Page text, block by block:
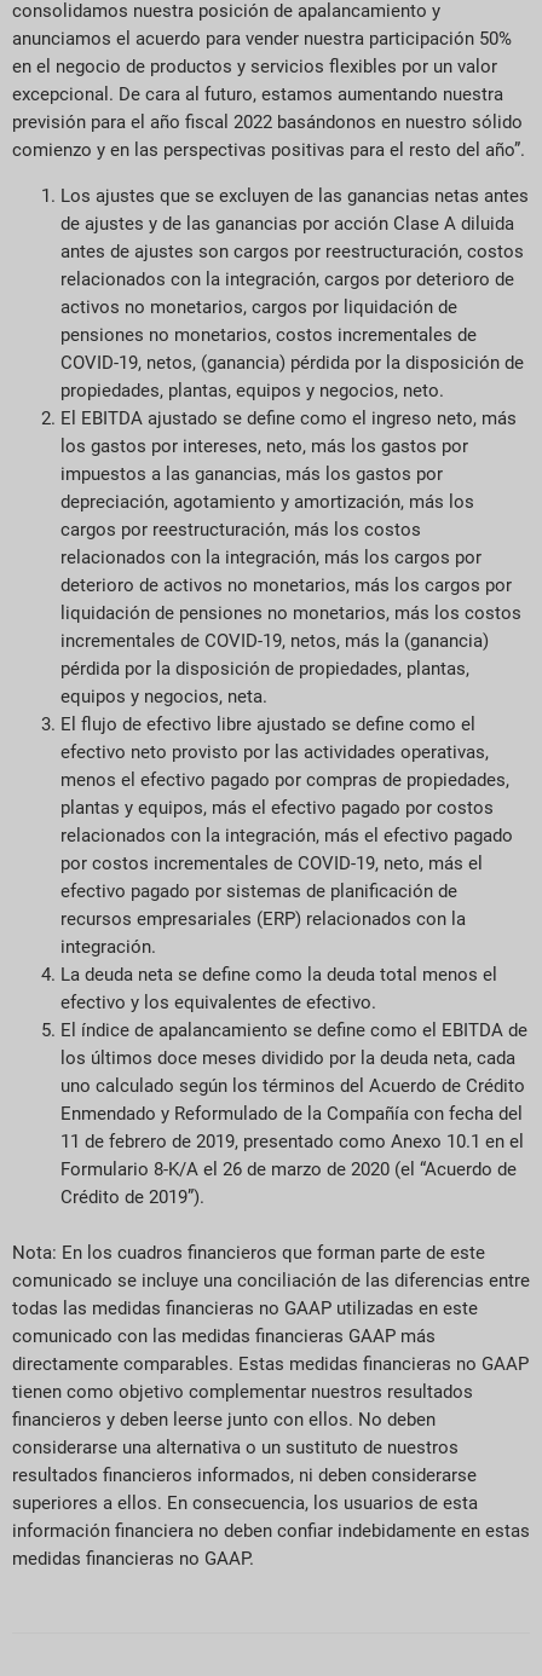
consolidamos nuestra posición de apalancamiento y
anunciamos el acuerdo para vender nuestra participación 50%
en el negocio de productos y servicios flexibles por un valor
excepcional. De cara al futuro, estamos aumentando nuestra
previsión para el año fiscal 2022 basándonos en nuestro sólido
comienzo y en las perspectivas positivas para el resto del año”.
Los ajustes que se excluyen de las ganancias netas antes
de ajustes y de las ganancias por acción Clase A diluida
antes de ajustes son cargos por reestructuración, costos
relacionados con la integración, cargos por deterioro de
activos no monetarios, cargos por liquidación de
pensiones no monetarios, costos incrementales de
COVID-19, netos, (ganancia) pérdida por la disposición de
propiedades, plantas, equipos y negocios, neto.
El EBITDA ajustado se define como el ingreso neto, más
los gastos por intereses, neto, más los gastos por
impuestos a las ganancias, más los gastos por
depreciación, agotamiento y amortización, más los
cargos por reestructuración, más los costos
relacionados con la integración, más los cargos por
deterioro de activos no monetarios, más los cargos por
liquidación de pensiones no monetarios, más los costos
incrementales de COVID-19, netos, más la (ganancia)
pérdida por la disposición de propiedades, plantas,
equipos y negocios, neta.
El flujo de efectivo libre ajustado se define como el
efectivo neto provisto por las actividades operativas,
menos el efectivo pagado por compras de propiedades,
plantas y equipos, más el efectivo pagado por costos
relacionados con la integración, más el efectivo pagado
por costos incrementales de COVID-19, neto, más el
efectivo pagado por sistemas de planificación de
recursos empresariales (ERP) relacionados con la
integración.
La deuda neta se define como la deuda total menos el
efectivo y los equivalentes de efectivo.
El índice de apalancamiento se define como el EBITDA de
los últimos doce meses dividido por la deuda neta, cada
uno calculado según los términos del Acuerdo de Crédito
Enmendado y Reformulado de la Compañía con fecha del
11 de febrero de 2019, presentado como Anexo 10.1 en el
Formulario 8-K/A el 26 de marzo de 2020 (el “Acuerdo de
Crédito de 2019”).
Nota: En los cuadros financieros que forman parte de este
comunicado se incluye una conciliación de las diferencias entre
todas las medidas financieras no GAAP utilizadas en este
comunicado con las medidas financieras GAAP más
directamente comparables. Estas medidas financieras no GAAP
tienen como objetivo complementar nuestros resultados
financieros y deben leerse junto con ellos. No deben
considerarse una alternativa o un sustituto de nuestros
resultados financieros informados, ni deben considerarse
superiores a ellos. En consecuencia, los usuarios de esta
información financiera no deben confiar indebidamente en estas
medidas financieras no GAAP.